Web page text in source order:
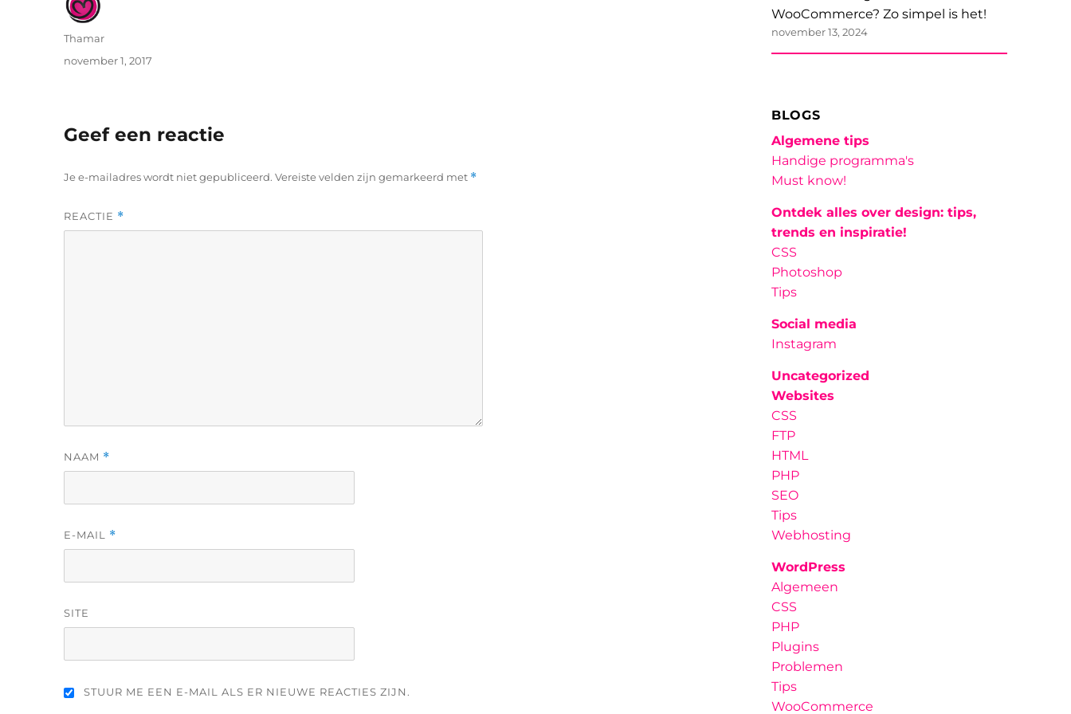
Auteur
Thamar
Geplaatst
november 1, 2017
Geef een reactie
Je e-mailadres wordt niet gepubliceerd. Vereiste velden zijn gemarkeerd met *
REACTIE *
NAAM *
E-MAIL *
SITE
STUUR ME EEN E-MAIL ALS ER NIEUWE REACTIES ZIJN.
WooCommerce? Zo simpel is het!
november 13, 2024
BLOGS
Algemene tips
Handige programma's
Must know!
Ontdek alles over design: tips,
trends en inspiratie!
CSS
Photoshop
Tips
Social media
Instagram
Uncategorized
Websites
CSS
FTP
HTML
PHP
SEO
Tips
Webhosting
WordPress
Algemeen
CSS
PHP
Plugins
Problemen
Tips
WooCommerce